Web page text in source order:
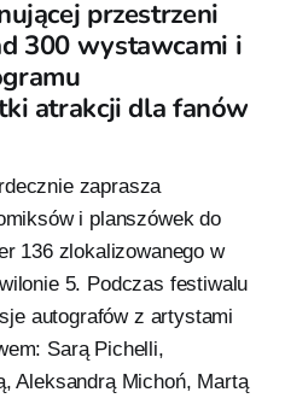
przestrzeni
300 wystawcami i
atrakcji dla fanów
zaprasza
i planszówek do
136 zlokalizowanego w
5. Podczas festiwalu
autografów z artystami
Sarą Pichelli,
Aleksandrą Michoń, Martą